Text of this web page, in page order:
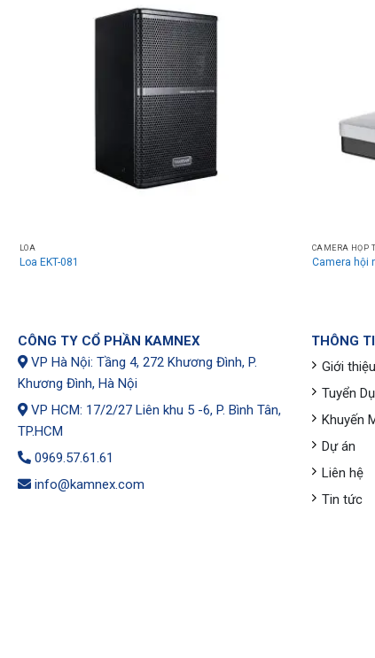
LOA
Loa EKT-081
CAMERA HỌP
Camera hội
CÔNG TY CỔ PHẦN KAMNEX
VP Hà Nội: Tầng 4, 272 Khương Đình, P.
Khương Đình, Hà Nội
VP HCM: 17/2/27 Liên khu 5 -6, P. Bình Tân,
TP.HCM
0969.57.61.61
info@kamnex.com
THÔNG
Giới
Tuyển
Khuyến
Dự án
Liên hệ
Tin tức